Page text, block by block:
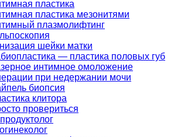
пластика
пластика мезонитями
плазмолифтинг
шейки матки
— пластика половых губ
интимное омоложение
при недержании мочи
биопсия
клитора
провериться